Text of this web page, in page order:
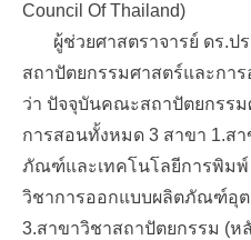
Council Of Thailand)
ผู้ช่วยศาสตราจารย์ ดร.ป
สถาปัตยกรรมศาสตร์และกา
ว่า ปัจจุบันคณะสถาปัตยกรร
การสอนทั้งหมด 3 สาขา 1.ส
ภัณฑ์และเทคโนโลยีการพิมพ์
วิชาการออกแบบผลิตภัณฑ์อุต
3.สาขาวิชาสถาปัตยกรรม (ห